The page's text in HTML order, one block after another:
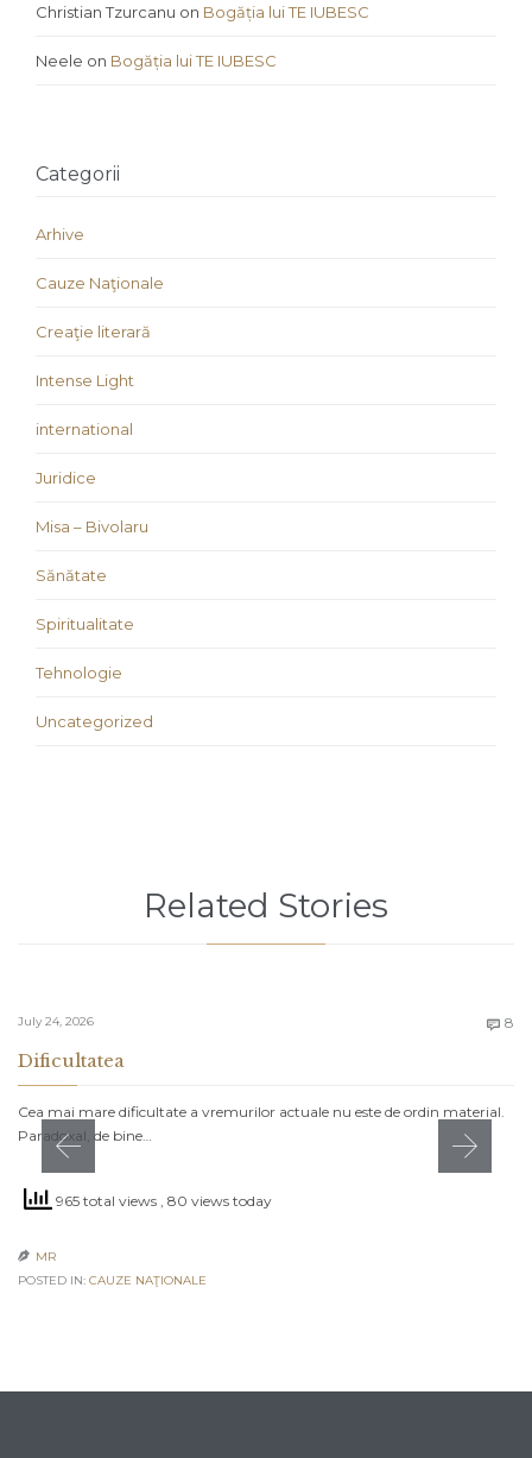
Christian Tzurcanu on Bogăția lui TE IUBESC
Neele on Bogăția lui TE IUBESC
Categorii
Arhive
Cauze Naţionale
Creaţie literară
Intense Light
international
Juridice
Misa – Bivolaru
Sănătate
Spiritualitate
Tehnologie
Uncategorized
Related Stories
July 24, 2026  8
Dificultatea
Cea mai mare dificultate a vremurilor actuale nu este de ordin material.
Paradoxal, de bine…
965 total views , 80 views today
 MR
POSTED IN: CAUZE NAŢIONALE